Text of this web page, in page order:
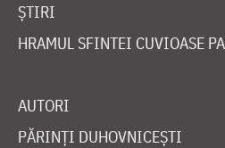
ȘTIRI
HRAMUL SFINTEI CUVIOASE
AUTORI
PĂRINȚI DUHOVNICEȘTI